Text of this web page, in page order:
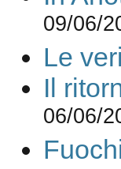
09/06/
Le
Il
06/06/